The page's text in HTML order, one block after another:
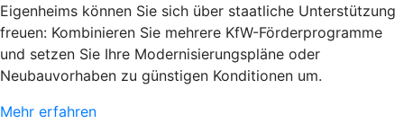
Eigenheims können Sie sich über staatliche Unterstützung
freuen: Kombinieren Sie mehrere KfW-Förderprogramme
und setzen Sie Ihre Modernisierungspläne oder
Neubauvorhaben zu günstigen Konditionen um.
Mehr erfahren